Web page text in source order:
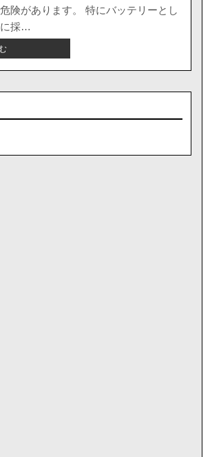
険があります。 特にバッテリーとし
採…
【こ
れ
か